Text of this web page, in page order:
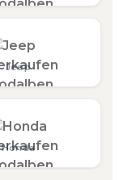
Jeep
Honda